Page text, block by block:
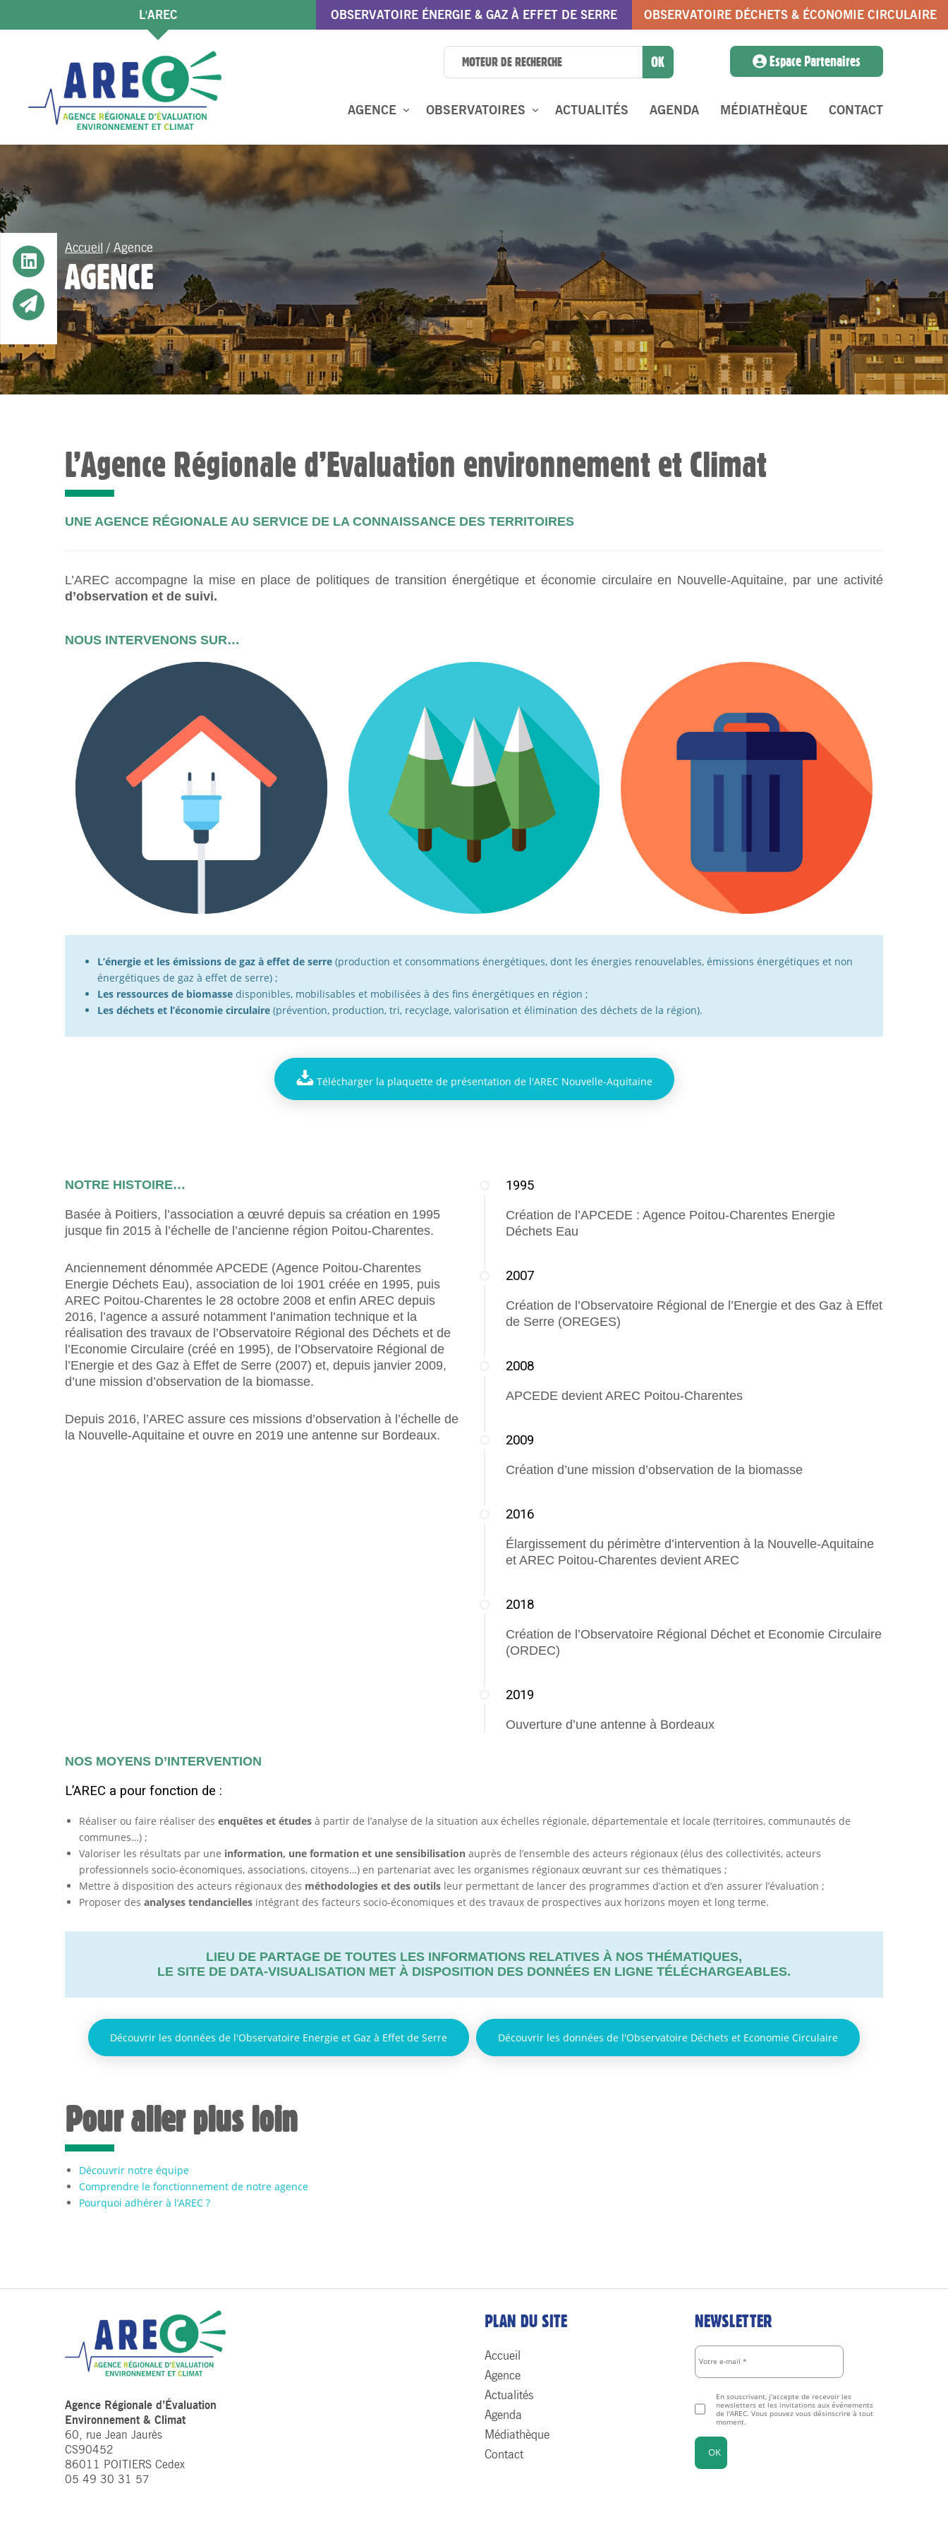
L'AREC OBSERVATOIRE ÉNERGIE & GAZ À EFFET DE SERRE OBSERVATOIRE DÉCHETS & ÉCONOMIE CIRCULAIRE
Espace Partenaires
AGENCE OBSERVATOIRES ACTUALITÉS AGENDA MÉDIATHÈQUE CONTACT
Accueil / Agence
AGENCE
L’Agence Régionale d’Evaluation environnement et Climat
UNE AGENCE RÉGIONALE AU SERVICE DE LA CONNAISSANCE DES TERRITOIRES
L’AREC accompagne la mise en place de politiques de transition énergétique et économie circulaire en Nouvelle-Aquitaine, par une activité
d’observation et de suivi.
NOUS INTERVENONS SUR…
L’énergie et les émissions de gaz à effet de serre (production et consommations énergétiques, dont les énergies renouvelables, émissions énergétiques et non
énergétiques de gaz à effet de serre) ;
Les ressources de biomasse disponibles, mobilisables et mobilisées à des fins énergétiques en région ;
Les déchets et l’économie circulaire (prévention, production, tri, recyclage, valorisation et élimination des déchets de la région).
Télécharger la plaquette de présentation de l'AREC Nouvelle-Aquitaine
NOTRE HISTOIRE…
Basée à Poitiers, l’association a œuvré depuis sa création en 1995
jusque fin 2015 à l’échelle de l’ancienne région Poitou-Charentes.
Anciennement dénommée APCEDE (Agence Poitou-Charentes
Energie Déchets Eau), association de loi 1901 créée en 1995, puis
AREC Poitou-Charentes le 28 octobre 2008 et enfin AREC depuis
2016, l’agence a assuré notamment l’animation technique et la
réalisation des travaux de l’Observatoire Régional des Déchets et de
l’Economie Circulaire (créé en 1995), de l’Observatoire Régional de
l’Energie et des Gaz à Effet de Serre (2007) et, depuis janvier 2009,
d’une mission d’observation de la biomasse.
Depuis 2016, l’AREC assure ces missions d’observation à l’échelle de
la Nouvelle-Aquitaine et ouvre en 2019 une antenne sur Bordeaux.
1995
Création de l’APCEDE : Agence Poitou-Charentes Energie
Déchets Eau
2007
Création de l’Observatoire Régional de l’Energie et des Gaz à Effet
de Serre (OREGES)
2008
APCEDE devient AREC Poitou-Charentes
2009
Création d’une mission d’observation de la biomasse
2016
Élargissement du périmètre d’intervention à la Nouvelle-Aquitaine
et AREC Poitou-Charentes devient AREC
2018
Création de l’Observatoire Régional Déchet et Economie Circulaire
(ORDEC)
2019
Ouverture d’une antenne à Bordeaux
NOS MOYENS D’INTERVENTION
L’AREC a pour fonction de :
Réaliser ou faire réaliser des enquêtes et études à partir de l’analyse de la situation aux échelles régionale, départementale et locale (territoires, communautés de
communes…) ;
Valoriser les résultats par une information, une formation et une sensibilisation auprès de l’ensemble des acteurs régionaux (élus des collectivités, acteurs
professionnels socio-économiques, associations, citoyens…) en partenariat avec les organismes régionaux œuvrant sur ces thématiques ;
Mettre à disposition des acteurs régionaux des méthodologies et des outils leur permettant de lancer des programmes d’action et d’en assurer l’évaluation ;
Proposer des analyses tendancielles intégrant des facteurs socio-économiques et des travaux de prospectives aux horizons moyen et long terme.
LIEU DE PARTAGE DE TOUTES LES INFORMATIONS RELATIVES À NOS THÉMATIQUES,
LE SITE DE DATA-VISUALISATION MET À DISPOSITION DES DONNÉES EN LIGNE TÉLÉCHARGEABLES.
Découvrir les données de l'Observatoire Energie et Gaz à Effet de Serre Découvrir les données de l'Observatoire Déchets et Economie Circulaire
Pour aller plus loin
Découvrir notre équipe
Comprendre le fonctionnement de notre agence
Pourquoi adhérer à l’AREC ?
Agence Régionale d’Évaluation
Environnement & Climat
60, rue Jean Jaurès
CS90452
86011 POITIERS Cedex
05 49 30 31 57
PLAN DU SITE
Accueil
Agence
Actualités
Agenda
Médiathèque
Contact
NEWSLETTER
En souscrivant, j'accepte de recevoir les
newsletters et les invitations aux événements
de l'AREC. Vous pouvez vous désinscrire à tout
moment.
Button
Button